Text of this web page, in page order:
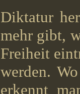
Diktatur
mehr gibt,
Freiheit
werden.
erkennt